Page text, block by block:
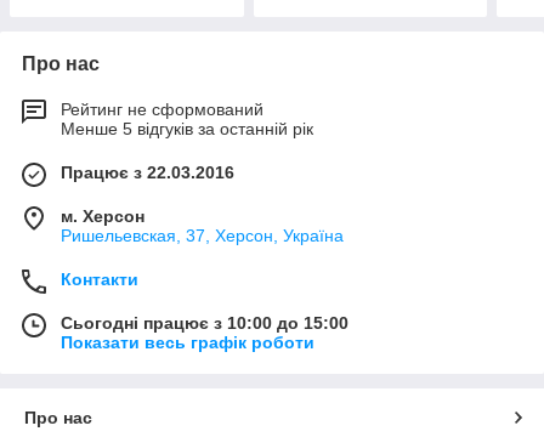
Про нас
Рейтинг не сформований
Менше 5 відгуків за останній рік
Працює з 22.03.2016
м. Херсон
Ришельевская, 37, Херсон, Україна
Контакти
Сьогодні працює з 10:00 до 15:00
Показати весь графік роботи
Про нас